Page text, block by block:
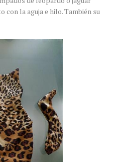
con la aguja e hilo. También su